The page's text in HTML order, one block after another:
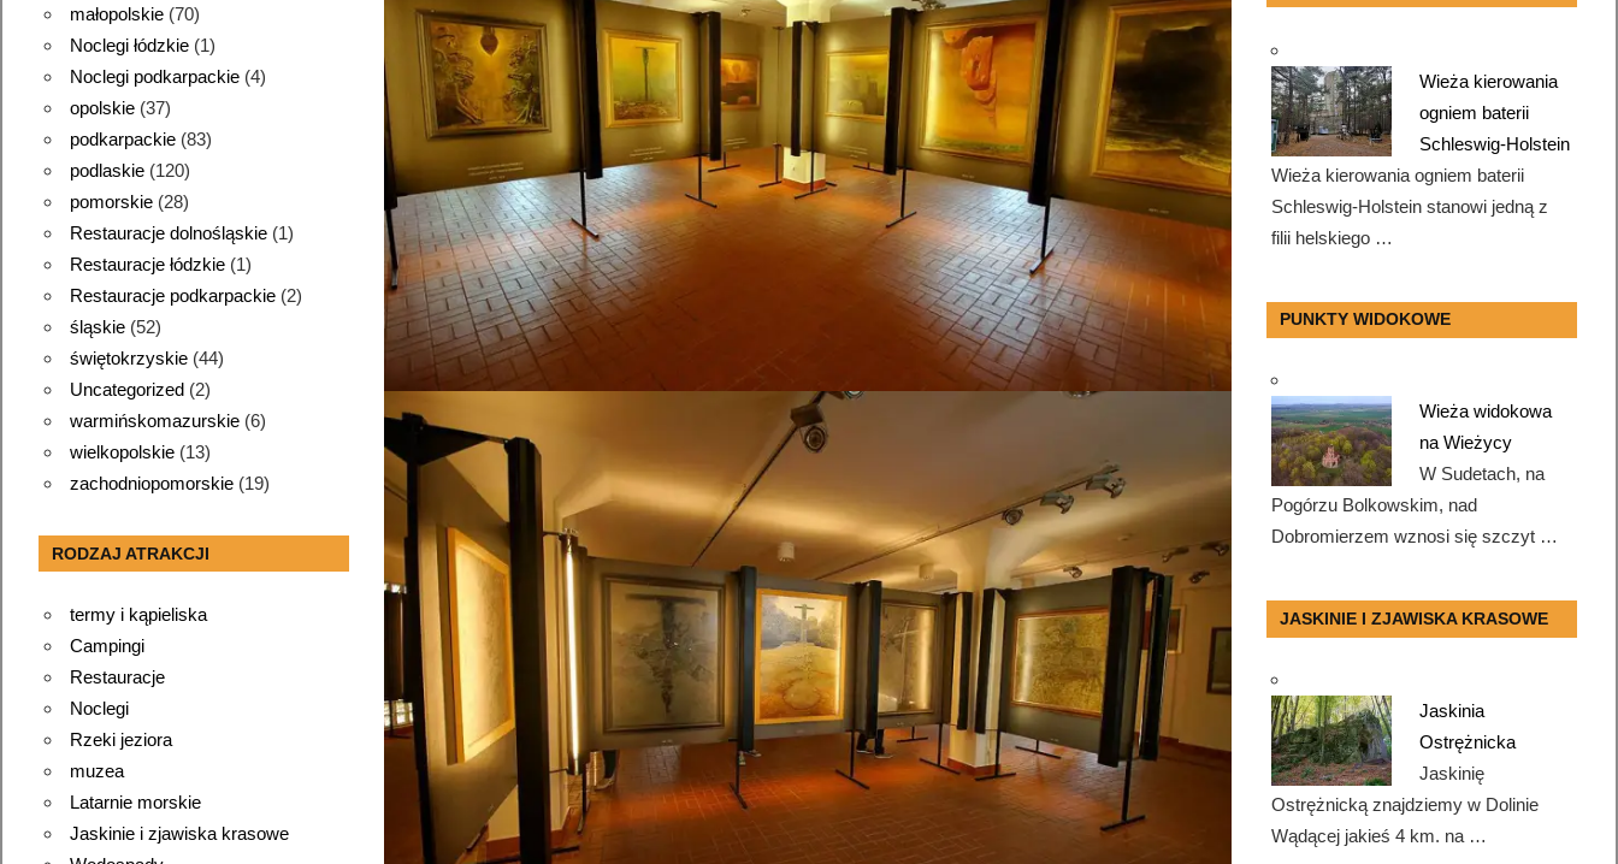
małopolskie(70)
Noclegi łódzkie(1)
Noclegi podkarpackie(4)
opolskie(37)
podkarpackie(83)
podlaskie(120)
pomorskie(28)
Restauracje dolnośląskie(1)
Restauracje łódzkie(1)
Restauracje podkarpackie(2)
śląskie(52)
świętokrzyskie(44)
Uncategorized(2)
warmińskomazurskie(6)
wielkopolskie(13)
zachodniopomorskie(19)
RODZAJ ATRAKCJI
termy i kąpieliska
Campingi
Restauracje
Noclegi
Rzeki jeziora
muzea
Latarnie morskie
Jaskinie i zjawiska krasowe
Wieża kierowania
ogniem baterii
Schleswig-Holstein
Wieża kierowania ogniem baterii
Schleswig-Holstein stanowi jedną z
filii helskiego …
PUNKTY WIDOKOWE
Wieża widokowa
na Wieżycy
W Sudetach, na
Pogórzu Bolkowskim, nad
Dobromierzem wznosi się szczyt …
JASKINIE I ZJAWISKA KRASOWE
Jaskinia
Ostrężnicka
Jaskinię
Ostrężnicką znajdziemy w Dolinie
Wądącej jakieś 4 km. na …